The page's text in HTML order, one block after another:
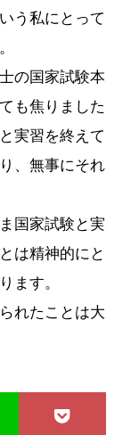
う私にとって
の国家試験本
も焦りました
実習を終えて
、無事にそれ
国家試験と実
は精神的にと
ます。
れたことは大